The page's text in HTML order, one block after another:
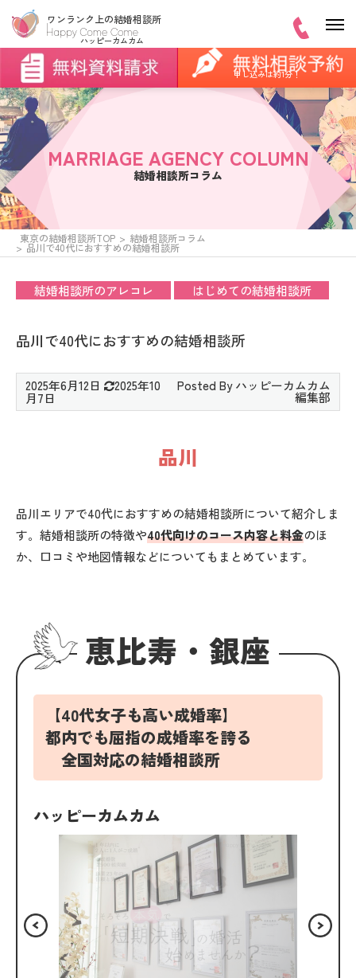
申し込みは約1分！
MARRIAGE AGENCY COLUMN
結婚相談所コラム
東京の結婚相談所TOP 結婚相談所コラム
品川で40代におすすめの結婚相談所
結婚相談所のアレコレ はじめての結婚相談所
品川で40代におすすめの結婚相談所
2025年6月12日 2025年10
月7日
品川
品川エリアで40代におすすめの結婚相談所について紹介しま
す。結婚相談所の特徴や40代向けのコース内容と料金のほ
か、口コミや地図情報などについてもまとめています。
恵比寿・銀座
【40代女子も高い成婚率】
都内でも屈指の成婚率を誇る
全国対応の結婚相談所
ハッピーカムカム